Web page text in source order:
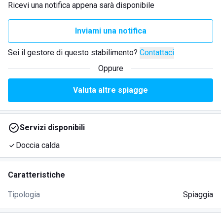
Ricevi una notifica appena sarà disponibile
Inviami una notifica
Sei il gestore di questo stabilimento? Contattaci
Oppure
Valuta altre spiagge
Servizi disponibili
Doccia calda
Caratteristiche
Tipologia Spiaggia